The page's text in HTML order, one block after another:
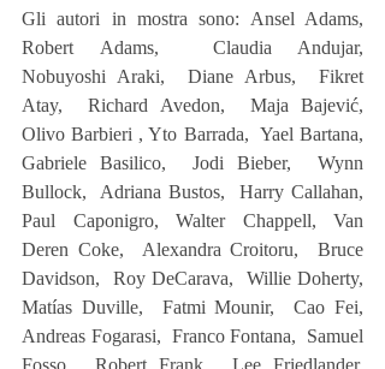
Gli autori in mostra sono: Ansel Adams,
Robert Adams,  Claudia Andujar,
Nobuyoshi Araki,  Diane Arbus,  Fikret
Atay,  Richard Avedon,  Maja Bajević,
Olivo Barbieri , Yto Barrada,  Yael Bartana,
Gabriele Basilico,  Jodi Bieber,  Wynn
Bullock,  Adriana Bustos,  Harry Callahan,
Paul Caponigro, Walter Chappell, Van
Deren Coke,  Alexandra Croitoru,  Bruce
Davidson,  Roy DeCarava,  Willie Doherty,
Matías Duville,  Fatmi Mounir,  Cao Fei,
Andreas Fogarasi,  Franco Fontana,  Samuel